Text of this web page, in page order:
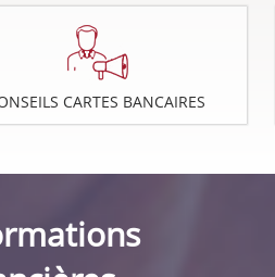
CARTES BANCAIRES